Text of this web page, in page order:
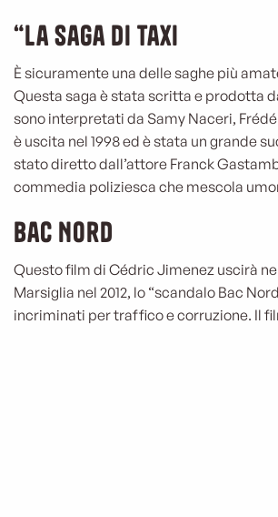
“La saga di Taxi
È sicuramente una delle saghe più
Questa saga è stata scritta e prodotta
sono interpretati da Samy Naceri,
è uscita nel 1998 ed è stata un grande
stato diretto dall’attore Franck
commedia poliziesca che mescola
Bac Nord
Questo film di Cédric Jimenez uscirà
Marsiglia nel 2012, lo “scandalo Bac
incriminati per traffico e corruzione. Il